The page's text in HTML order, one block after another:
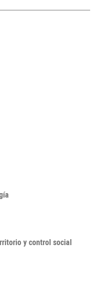
y control social